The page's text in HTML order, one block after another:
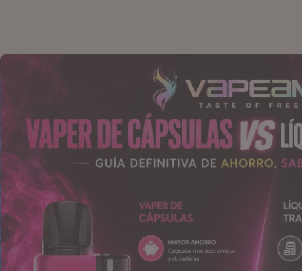
Vaper de cápsulas vs líquidos tradicionales: Guía definitiva de ahorro, sabor y